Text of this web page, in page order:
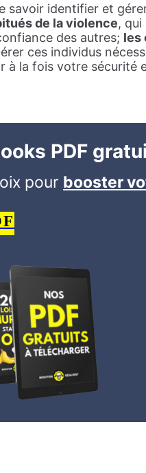
savoir identifier et
de la violence,
des autres; les
ces individus
à la fois votre sécurité
PDF
pour booster